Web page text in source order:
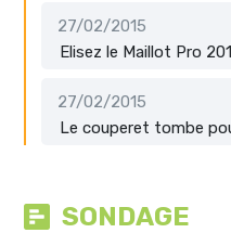
27/02/2015
Elisez le Maillot Pro
27/02/2015
Le couperet tombe
SONDAGE